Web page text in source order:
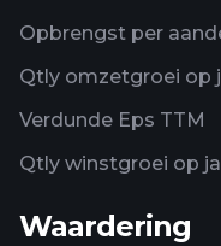
Opbrengst per
Qtly omzetgroei op
Verdunde Eps TTM
Qtly winstgroei op
Waardering